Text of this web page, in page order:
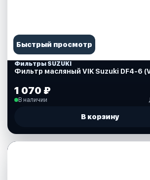
Быстрый просмотр
Фильтры SUZUKI
Фильтр масляный VIK Suzuki DF4-6
1 070 ₽
В наличии
В корзину